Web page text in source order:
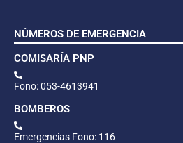
NÚMEROS DE EMERGENCIA
COMISARÍA PNP
Fono: 053-4613941
BOMBEROS
Emergencias Fono: 116